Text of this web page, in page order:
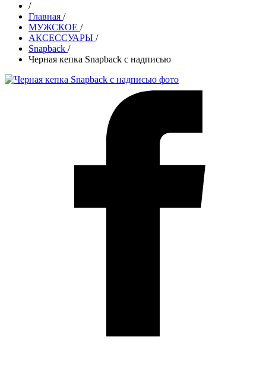
/
Главная /
МУЖСКОЕ /
АКСЕССУАРЫ /
Snapback /
Черная кепка Snapback с надписью